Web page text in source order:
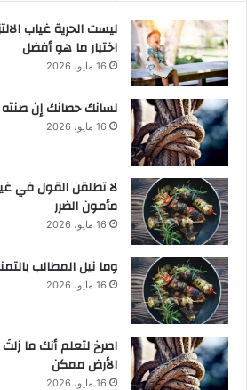
ليست الحرية غياب
اختيار ما هو أفضل
16 مايو، 2026
لسانك حصانك إن
16 مايو، 2026
لا تطلقن القول في
مأمون الضرر
16 مايو، 2026
وما نيل المطالب
16 مايو، 2026
‫اصرخ لتعلم أنك ما
الأرض ممكن
16 مايو، 2026